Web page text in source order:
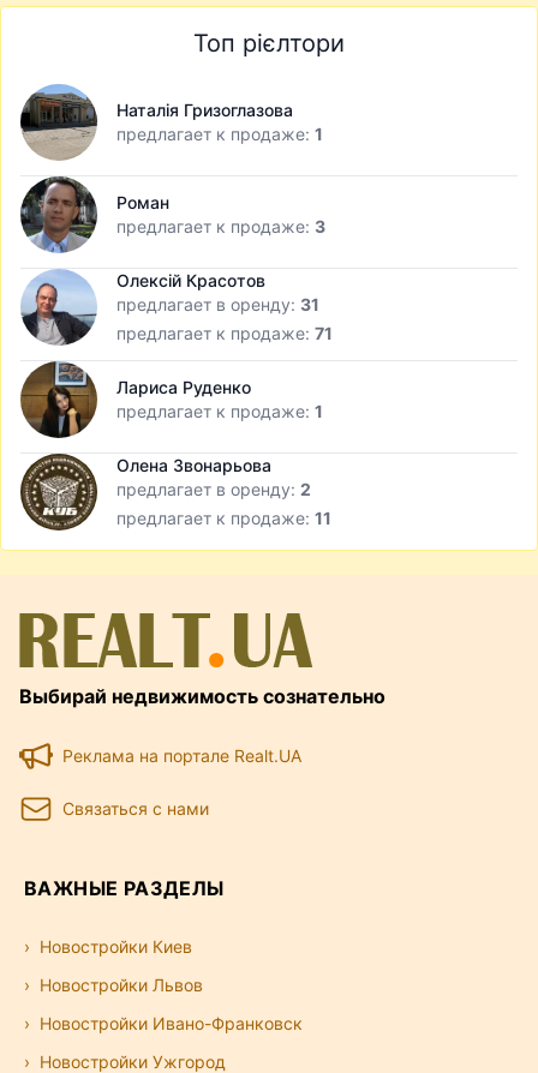
Топ рієлтори
Наталія Гризоглазова
предлагает к продаже: 1
Роман
предлагает к продаже: 3
Олексій Красотов
предлагает в оренду: 31
предлагает к продаже: 71
Лариса Руденко
предлагает к продаже: 1
Олена Звонарьова
предлагает в оренду: 2
предлагает к продаже: 11
Выбирай недвижимость сознательно
Реклама на портале Realt.UA
Связаться с нами
ВАЖНЫЕ РАЗДЕЛЫ
Новостройки Киев
Новостройки Львов
Новостройки Ивано-Франковск
Новостройки Ужгород